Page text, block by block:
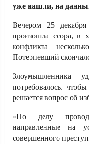
уже нашли, на
Вечером 25
произошла ссора, в
конфликта
Потерпевший
Злоумышленника
потребовалось,
решается вопрос об
«По делу
направленные на
совершенного